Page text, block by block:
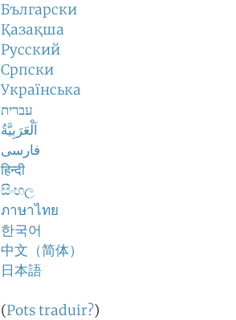
Български
Қазақша
Русский
Српски
Українська
עברית
اَلْعَرَبِيَّةُ
فارسی
हिन्दी
සිංහල
ภาษาไทย
한국어
中文（简体）
日本語
(Pots traduir?)